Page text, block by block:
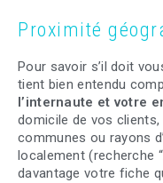
Proximité
Pour savoir s’il doit
tient bien entendu
l’internaute et votre
domicile de vos
communes ou rayons
localement (recherche “
davantage votre fiche